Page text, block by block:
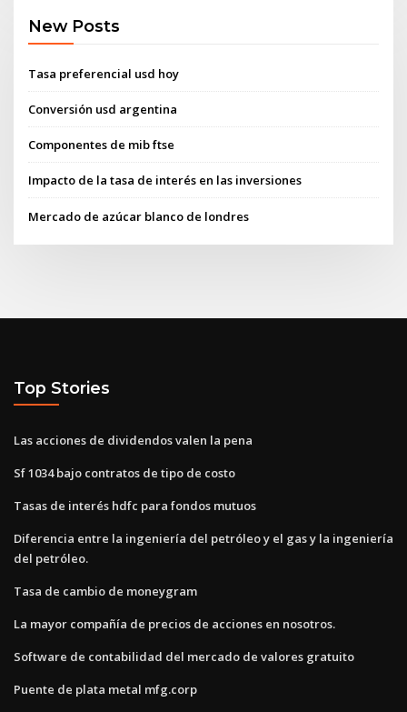
New Posts
Tasa preferencial usd hoy
Conversión usd argentina
Componentes de mib ftse
Impacto de la tasa de interés en las inversiones
Mercado de azúcar blanco de londres
Top Stories
Las acciones de dividendos valen la pena
Sf 1034 bajo contratos de tipo de costo
Tasas de interés hdfc para fondos mutuos
Diferencia entre la ingeniería del petróleo y el gas y la ingeniería
del petróleo.
Tasa de cambio de moneygram
La mayor compañía de precios de acciones en nosotros.
Software de contabilidad del mercado de valores gratuito
Puente de plata metal mfg.corp